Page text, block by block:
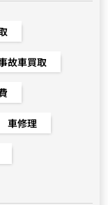
故車買取
車修理